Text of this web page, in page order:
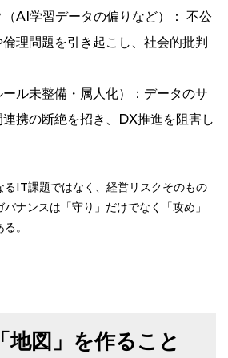
AI学習データの偏りなど）： 不公
理問題を引き起こし、社会的批判
ル未整備・属人化）：データのサ
携の断絶を招き、DX推進を阻害し
るIT課題ではなく、経営リスクそのもの
ナンスは「守り」だけでなく「攻め」
。
地図」を作ること